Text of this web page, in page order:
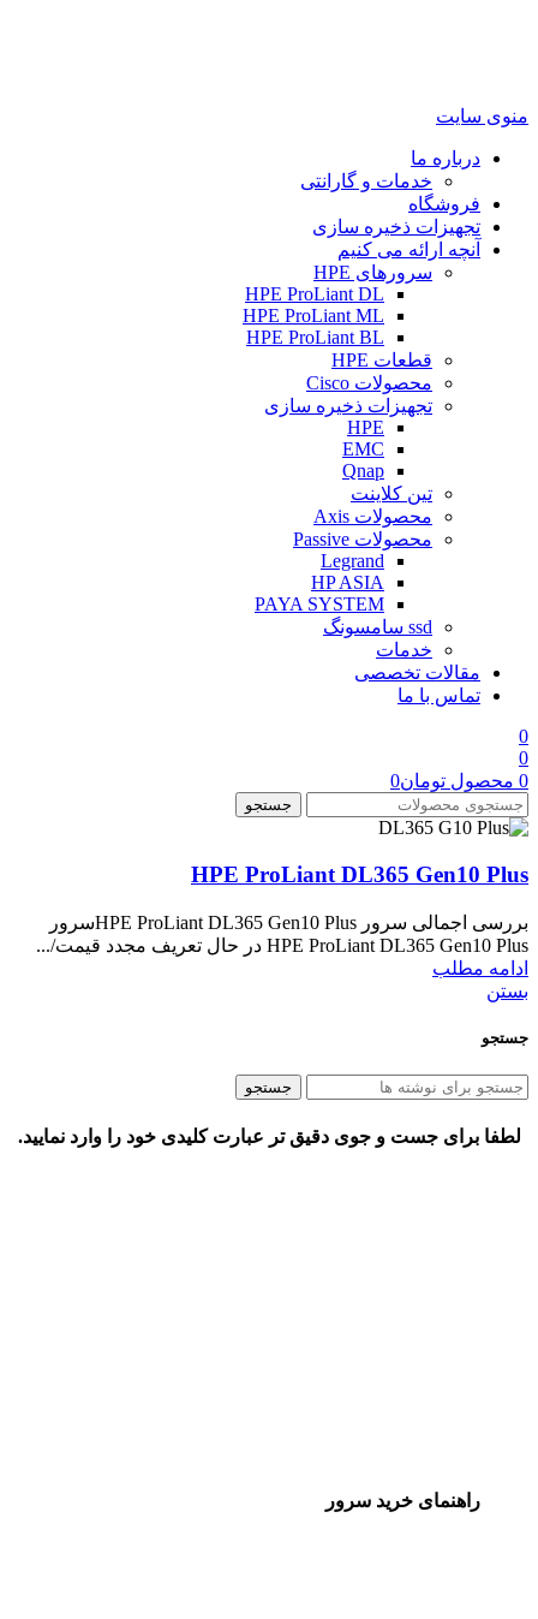
منوی سایت
درباره ما
خدمات و گارانتی
فروشگاه
تجهیزات ذخیره سازی
آنچه ارائه می کنیم
سرورهای HPE
HPE ProLiant DL
HPE ProLiant ML
HPE ProLiant BL
قطعات HPE
محصولات Cisco
تجهیزات ذخیره سازی
HPE
EMC
Qnap
تین کلاینت
محصولات Axis
محصولات Passive
Legrand
HP ASIA
PAYA SYSTEM
ssd سامسونگ
خدمات
مقالات تخصصی
تماس با ما
0
0
0 محصول تومان0
جستجو
HPE ProLiant DL365 Gen10 Plus
بررسی اجمالی سرور HPE ProLiant DL365 Gen10 Plusسرور
HPE ProLiant DL365 Gen10 Plus در حال تعریف مجدد قیمت/...
ادامه مطلب
بستن
جستجو
جستجو
لطفا برای جست و جوی دقیق تر عبارت کلیدی خود را وارد نمایید.
راهنمای خرید سرور